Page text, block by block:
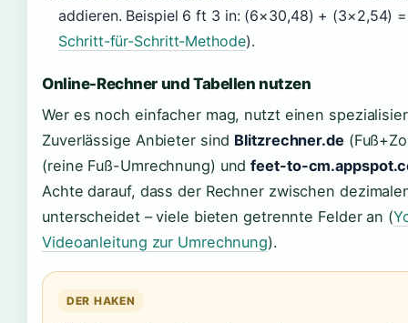
addieren. Beispiel 6 ft 3 in: (6×30,48) + (3×2,54)
Schritt-für-Schritt-Methode).
Online-Rechner und Tabellen nutzen
Wer es noch einfacher mag, nutzt einen
Zuverlässige Anbieter sind Blitzrechner.de
(reine Fuß-Umrechnung) undfeet-to-
Achte darauf, dass der Rechner zwischen
unterscheidet – viele bieten getrennte Felder an (
Videoanleitung zur Umrechnung).
DER HAKEN